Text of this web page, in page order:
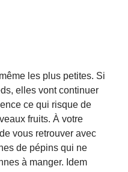
les plus petites. Si
elles vont continuer
ce qui risque de
fruits. À votre
vous retrouver avec
de pépins qui ne
à manger. Idem